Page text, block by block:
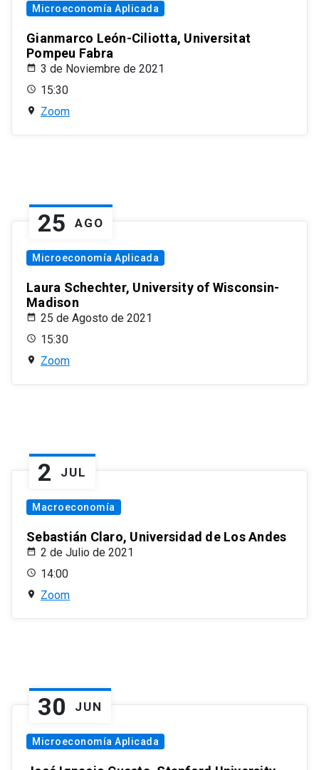
Microeconomía Aplicada
Gianmarco León-Ciliotta, Universitat
Pompeu Fabra
3 de Noviembre de 2021
15:30
Zoom
25 AGO
Microeconomía Aplicada
Laura Schechter, University of Wisconsin-
Madison
25 de Agosto de 2021
15:30
Zoom
2 JUL
Macroeconomía
Sebastián Claro, Universidad de Los Andes
2 de Julio de 2021
14:00
Zoom
30 JUN
Microeconomía Aplicada